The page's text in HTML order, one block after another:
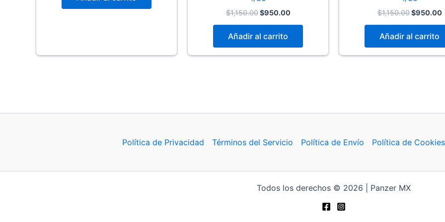
$1,150.00 Original
$1,150.00.
$950.00Current
Añadir al carrito
$1,150.00 Original
$1,150.00.
$950.00
Añadir al carrito
Política de Privacidad Términos del Servicio Política de Envío Política de Cookies
Todos los derechos © 2026 | Panzer MX